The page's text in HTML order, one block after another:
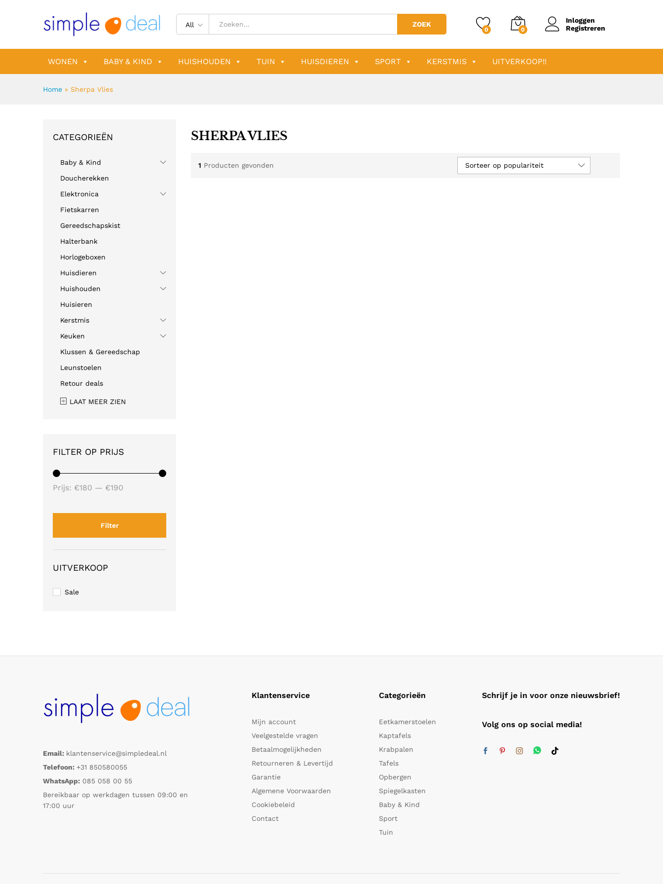
All ZOEK
0 0
Inloggen
Registreren
WONEN BABY & KIND HUISHOUDEN TUIN HUISDIEREN SPORT KERSTMIS UITVERKOOP!!
Home » Sherpa Vlies
SHERPA VLIES
1 Producten gevonden Sorteer op populariteit
CATEGORIEËN
Baby & Kind
Doucherekken
Elektronica
Fietskarren
Gereedschapskist
Halterbank
Horlogeboxen
Huisdieren
Huishouden
Huisieren
Kerstmis
Keuken
Klussen & Gereedschap
Leunstoelen
Retour deals
LAAT MEER ZIEN
FILTER OP PRIJS
Filter
Prijs: €180 — €190
UITVERKOOP
Sale
Email: klantenservice@simpledeal.nl
Telefoon: +31 850580055
WhatsApp: 085 058 00 55
Bereikbaar op werkdagen tussen 09:00 en
17:00 uur
Klantenservice
Mijn account
Veelgestelde vragen
Betaalmogelijkheden
Retourneren & Levertijd
Garantie
Algemene Voorwaarden
Cookiebeleid
Contact
Categorieën
Eetkamerstoelen
Kaptafels
Krabpalen
Tafels
Opbergen
Spiegelkasten
Baby & Kind
Sport
Tuin
Schrijf je in voor onze nieuwsbrief!
Volg ons op social media!